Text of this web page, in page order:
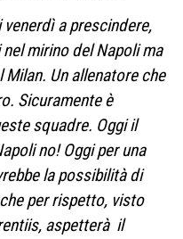
a prescindere,
mirino del Napoli ma
Un allenatore che
Sicuramente è
squadre. Oggi il
no! Oggi per una
la possibilità di
per rispetto, visto
aspetterà il